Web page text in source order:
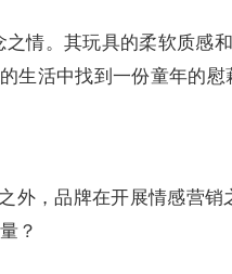
情。其玩具的柔软质感和
生活中找到一份童年的慰
外，品牌在开展情感营销
？